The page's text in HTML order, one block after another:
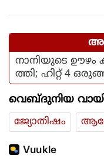
നാനിയുടെ
ത്തി; ഹിറ്റ് 4
വെബ്ദുനിയ
ജ്യോതിഷം